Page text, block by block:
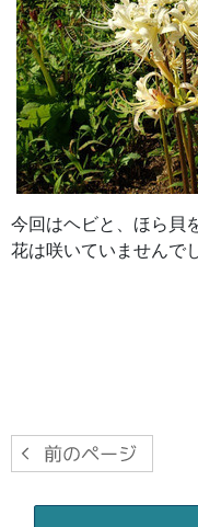
今回はヘビと、ほら貝
花は咲いていませんで